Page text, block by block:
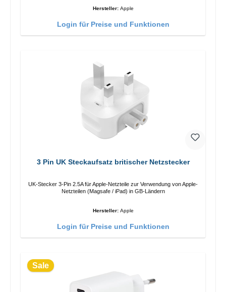
Hersteller: Apple
Login für Preise und Funktionen
3 Pin UK Steckaufsatz britischer Netzstecker
UK-Stecker 3-Pin 2.5A für Apple-Netzteile zur Verwendung von Apple-
Netzteilen (Magsafe / iPad) in GB-Ländern
Hersteller: Apple
Login für Preise und Funktionen
Sale